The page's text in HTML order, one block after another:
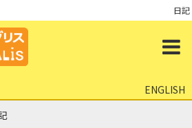
日記
ENGLISH